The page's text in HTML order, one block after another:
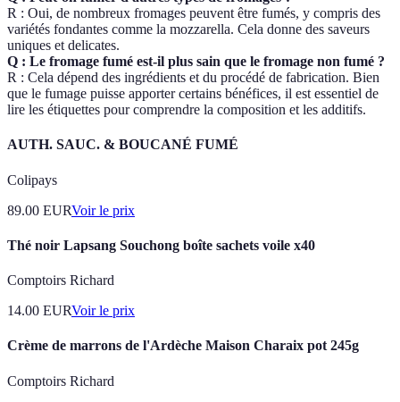
R : Oui, de nombreux fromages peuvent être fumés, y compris des
variétés fondantes comme la mozzarella. Cela donne des saveurs
uniques et delicates.
Q : Le fromage fumé est-il plus sain que le fromage non fumé ?
R : Cela dépend des ingrédients et du procédé de fabrication. Bien
que le fumage puisse apporter certains bénéfices, il est essentiel de
lire les étiquettes pour comprendre la composition et les additifs.
AUTH. SAUC. & BOUCANÉ FUMÉ
Colipays
89.00 EURVoir le prix
Thé noir Lapsang Souchong boîte sachets voile x40
Comptoirs Richard
14.00 EURVoir le prix
Crème de marrons de l'Ardèche Maison Charaix pot 245g
Comptoirs Richard